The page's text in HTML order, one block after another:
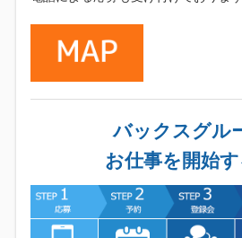
バックスグル
お仕事を開始